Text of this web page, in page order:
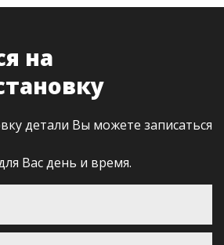
на
детали Вы можете записаться
Вас день и время.